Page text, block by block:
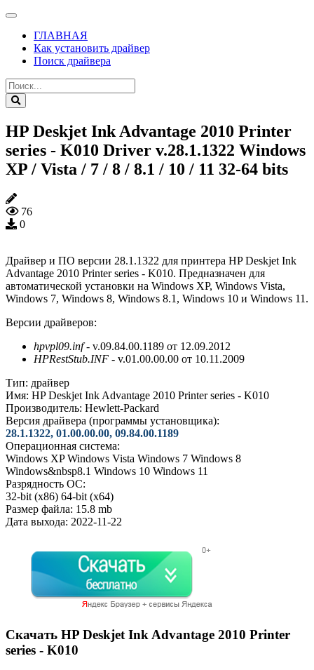
ГЛАВНАЯ
Как установить драйвер
Поиск драйвера
HP Deskjet Ink Advantage 2010 Printer
series - K010 Driver v.28.1.1322 Windows
XP / Vista / 7 / 8 / 8.1 / 10 / 11 32-64 bits
76
0
Драйвер и ПО версии 28.1.1322 для принтера HP Deskjet Ink
Advantage 2010 Printer series - K010. Предназначен для
автоматической установки на Windows XP, Windows Vista,
Windows 7, Windows 8, Windows 8.1, Windows 10 и Windows 11.
Версии драйверов:
hpvpl09.inf- v.09.84.00.1189 от 12.09.2012
HPRestStub.INF - v.01.00.00.00 от 10.11.2009
Тип: драйвер
Имя: HP Deskjet Ink Advantage 2010 Printer series - K010
Производитель: Hewlett-Packard
Версия драйвера (программы установщика):
28.1.1322, 01.00.00.00, 09.84.00.1189
Операционная система:
Windows XP Windows Vista Windows 7 Windows 8
Windows&nbsp8.1 Windows 10 Windows 11
Разрядность ОС:
32-bit (x86) 64-bit (x64)
Размер файла: 15.8 mb
Дата выхода: 2022-11-22
Скачать HP Deskjet Ink Advantage 2010 Printer
series - K010